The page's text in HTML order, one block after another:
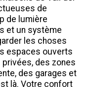
de
de lumière
et un système
les choses
espaces ouverts
des zones
des garages et
là. Votre confort